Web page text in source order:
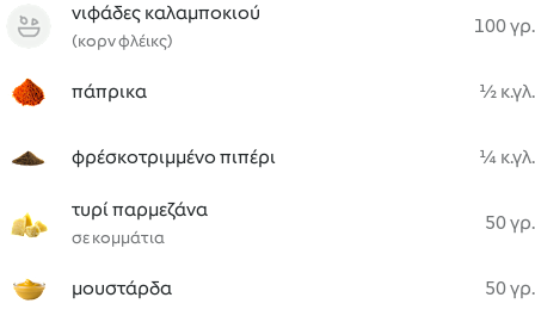
νιφάδες καλαμποκιού
(κορν φλέικς)
100 γρ.
πάπρικα ½ κ.γλ.
φρέσκοτριμμένο πιπέρι ¼ κ.γλ.
τυρί παρμεζάνα
σε κομμάτια
50 γρ.
μουστάρδα 50 γρ.